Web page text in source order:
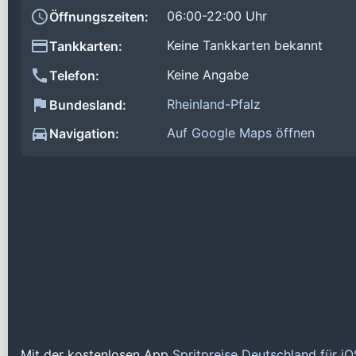
Öffnungszeiten:
06:00-22:00 Uhr
Tankkarten:
Keine Tankkarten bekannt
Telefon:
Keine Angabe
Bundesland:
Rheinland-Pfalz
Navigation:
Auf Google Maps öffnen